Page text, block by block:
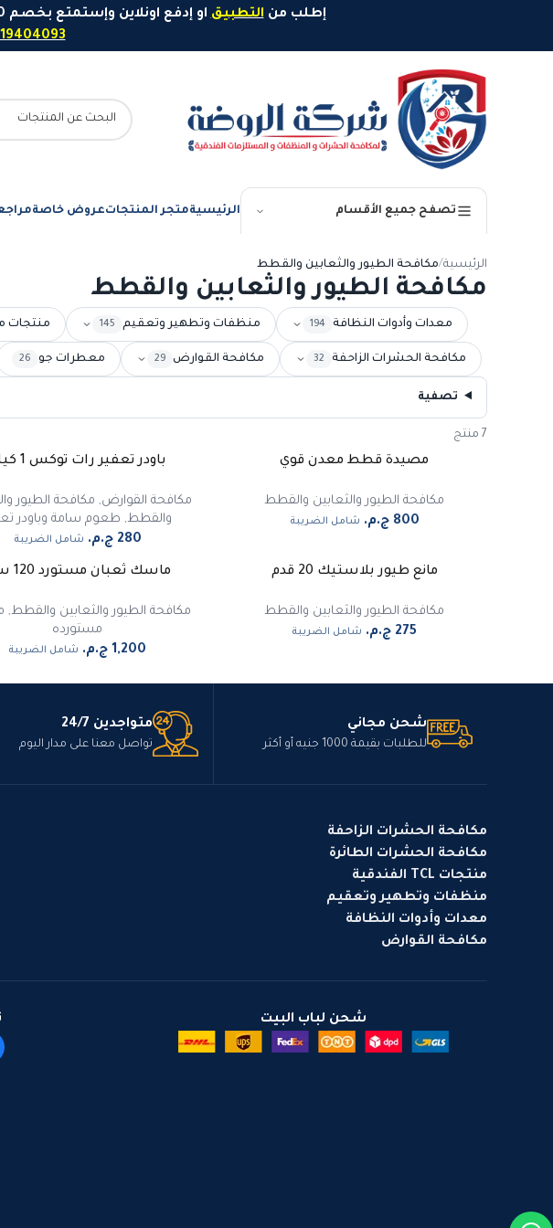
إطلب منالتطبيق او إدفع اونلاين وإستمتع بخصم 10% مع شحن مجاني لأي طلب بـ 1000 جنيهاً او اكثر - ارقامنا للتواصل واتساب
تصفح جميع الأقسام الرئيسيةمتجر المنتجاتعروض خاصة
الرئيسية/مكافحة الطيور والثعابين والقطط
مكافحة الطيور والثعابين والقطط
معدات وأدوات النظافة 194 منظفات وتطهير وتعقيم 145 منتجات
مكافحة الحشرات الزاحفة 32 مكافحة القوارض 29 معطرات جو 26
تصفية
7 منتج
مصيدة قطط معدن قوي
مكافحة الطيور والثعابين والقطط
شامل الضريبة
باودر تعفير رات توكس 1 كيلو
مكافحة القوارض, مكافحة الطيور
والقطط, طعوم سامة وباودر
شامل الضريبة
مانع طيور بلاستيك 20 قدم
مكافحة الطيور والثعابين والقطط
شامل الضريبة
ماسك ثعبان مستورد 120 سم
مكافحة الطيور والثعابين والقطط,
مستورده
شامل الضريبة
شحن مجاني
للطلبات بقيمة 1000 جنيه أو أكثر
متواجدين 24/7
تواصل معنا على مدار اليوم
مكافحة الحشرات الزاحفة
مكافحة الحشرات الطائرة
منتجات TCL الفندقية
منظفات وتطهير وتعقيم
معدات وأدوات النظافة
مكافحة القوارض
شحن لباب البيت